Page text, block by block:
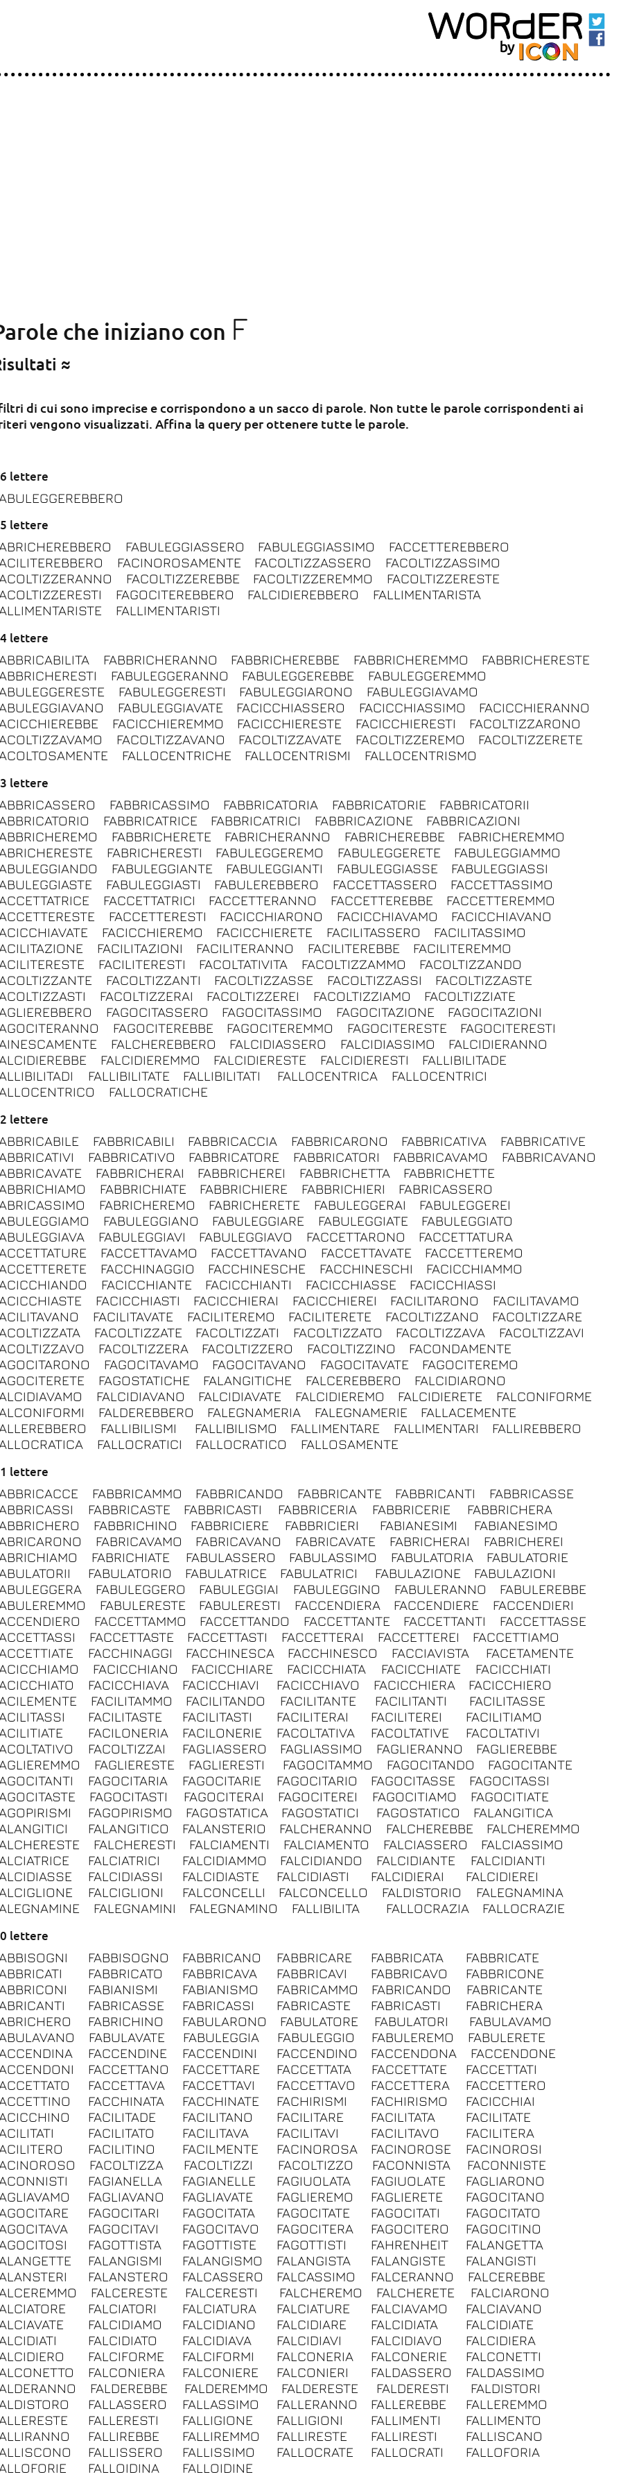
che iniziano con F
≈
di cui sono imprecise e corrispondono a un sacco di parole. Non tutte le parole corrispondenti ai
vengono visualizzati. Affina la query per ottenere tutte le parole.
lettere
lettere
FABULEGGIASSERO FABULEGGIASSIMO
FACCETTEREBBERO
FACINOROSAMENTE FACOLTIZZASSERO
FACOLTIZZASSIMO
FACOLTIZZEREBBE FACOLTIZZEREMMO
FACOLTIZZERESTE
FAGOCITEREBBERO FALCIDIEREBBERO
FALLIMENTARISTA
FALLIMENTARISTI
lettere
FABBRICHERANNO FABBRICHEREBBE FABBRICHEREMMO
FABBRICHERESTE
FABULEGGERANNO FABULEGGEREBBE
FABULEGGEREMMO
FABULEGGERESTI FABULEGGIARONO
FABULEGGIAVAMO
FABULEGGIAVATE FACICCHIASSERO FACICCHIASSIMO
FACICCHIERANNO
FACICCHIEREMMO FACICCHIERESTE FACICCHIERESTI
FACOLTIZZARONO
FACOLTIZZAVANO FACOLTIZZAVATE FACOLTIZZEREMO
FACOLTIZZERETE
FALLOCENTRICHE FALLOCENTRISMI
FALLOCENTRISMO
lettere
FABBRICASSIMO FABBRICATORIA FABBRICATORIE
FABBRICATORII
FABBRICATRICE FABBRICATRICI FABBRICAZIONE
FABBRICAZIONI
FABBRICHERETE FABRICHERANNO FABRICHEREBBE
FABRICHEREMMO
FABRICHERESTI FABULEGGEREMO FABULEGGERETE
FABULEGGIAMMO
FABULEGGIANTE FABULEGGIANTI FABULEGGIASSE
FABULEGGIASSI
FABULEGGIASTI FABULEREBBERO FACCETTASSERO
FACCETTASSIMO
FACCETTATRICI FACCETTERANNO FACCETTEREBBE
FACCETTEREMMO
FACCETTERESTI FACICCHIARONO FACICCHIAVAMO
FACICCHIAVANO
FACICCHIEREMO FACICCHIERETE FACILITASSERO
FACILITASSIMO
FACILITAZIONI FACILITERANNO FACILITEREBBE
FACILITEREMMO
FACILITERESTI FACOLTATIVITA FACOLTIZZAMMO
FACOLTIZZANDO
FACOLTIZZANTI FACOLTIZZASSE FACOLTIZZASSI
FACOLTIZZASTE
FACOLTIZZERAI FACOLTIZZEREI FACOLTIZZIAMO
FACOLTIZZIATE
FAGOCITASSERO FAGOCITASSIMO FAGOCITAZIONE
FAGOCITAZIONI
FAGOCITEREBBE FAGOCITEREMMO FAGOCITERESTE
FAGOCITERESTI
FALCHEREBBERO FALCIDIASSERO FALCIDIASSIMO
FALCIDIERANNO
FALCIDIEREMMO FALCIDIERESTE FALCIDIERESTI
FALLIBILITADE
FALLIBILITATE FALLIBILITATI FALLOCENTRICA
FALLOCENTRICI
FALLOCRATICHE
lettere
FABBRICABILI FABBRICACCIA FABBRICARONO FABBRICATIVA
FABBRICATIVE
FABBRICATIVO FABBRICATORE FABBRICATORI FABBRICAVAMO
FABBRICAVANO
FABBRICHERAI FABBRICHEREI FABBRICHETTA
FABBRICHETTE
FABBRICHIATE FABBRICHIERE FABBRICHIERI
FABRICASSERO
FABRICHEREMO FABRICHERETE FABULEGGERAI
FABULEGGEREI
FABULEGGIANO FABULEGGIARE FABULEGGIATE
FABULEGGIATO
FABULEGGIAVI FABULEGGIAVO FACCETTARONO
FACCETTATURA
FACCETTAVAMO FACCETTAVANO FACCETTAVATE
FACCETTEREMO
FACCHINAGGIO FACCHINESCHE FACCHINESCHI
FACICCHIAMMO
FACICCHIANTE FACICCHIANTI FACICCHIASSE
FACICCHIASSI
FACICCHIASTI FACICCHIERAI FACICCHIEREI FACILITARONO
FACILITAVAMO
FACILITAVATE FACILITEREMO FACILITERETE FACOLTIZZANO
FACOLTIZZARE
FACOLTIZZATE FACOLTIZZATI FACOLTIZZATO FACOLTIZZAVA
FACOLTIZZAVI
FACOLTIZZERA FACOLTIZZERO FACOLTIZZINO
FACONDAMENTE
FAGOCITAVAMO FAGOCITAVANO FAGOCITAVATE
FAGOCITEREMO
FAGOSTATICHE FALANGITICHE FALCEREBBERO
FALCIDIARONO
FALCIDIAVANO FALCIDIAVATE FALCIDIEREMO FALCIDIERETE
FALCONIFORME
FALDEREBBERO FALEGNAMERIA FALEGNAMERIE
FALLACEMENTE
FALLIBILISMI FALLIBILISMO FALLIMENTARE FALLIMENTARI
FALLIREBBERO
FALLOCRATICI FALLOCRATICO
FALLOSAMENTE
lettere
FABBRICAMMO FABBRICANDO FABBRICANTE FABBRICANTI
FABBRICASSE
FABBRICASTE FABBRICASTI FABBRICERIA FABBRICERIE
FABBRICHERA
FABBRICHINO FABBRICIERE FABBRICIERI FABIANESIMI
FABIANESIMO
FABRICAVAMO FABRICAVANO FABRICAVATE FABRICHERAI
FABRICHEREI
FABRICHIATE FABULASSERO FABULASSIMO FABULATORIA
FABULATORIE
FABULATORIO FABULATRICE FABULATRICI FABULAZIONE
FABULAZIONI
FABULEGGERO FABULEGGIAI FABULEGGINO FABULERANNO
FABULEREBBE
FABULERESTE FABULERESTI FACCENDIERA FACCENDIERE
FACCENDIERI
FACCETTAMMO FACCETTANDO FACCETTANTE FACCETTANTI
FACCETTASSE
FACCETTASTE FACCETTASTI FACCETTERAI FACCETTEREI
FACCETTIAMO
FACCHINAGGI FACCHINESCA FACCHINESCO FACCIAVISTA
FACETAMENTE
FACICCHIANO FACICCHIARE FACICCHIATA FACICCHIATE
FACICCHIATI
FACICCHIAVA FACICCHIAVI FACICCHIAVO FACICCHIERA
FACICCHIERO
FACILITAMMO FACILITANDO FACILITANTE FACILITANTI
FACILITASSE
FACILITASTE FACILITASTI FACILITERAI FACILITEREI
FACILITIAMO
FACILONERIA FACILONERIE FACOLTATIVA FACOLTATIVE
FACOLTATIVI
FACOLTIZZAI FAGLIASSERO FAGLIASSIMO FAGLIERANNO
FAGLIEREBBE
FAGLIERESTE FAGLIERESTI FAGOCITAMMO FAGOCITANDO
FAGOCITANTE
FAGOCITARIA FAGOCITARIE FAGOCITARIO FAGOCITASSE
FAGOCITASSI
FAGOCITASTI FAGOCITERAI FAGOCITEREI FAGOCITIAMO
FAGOCITIATE
FAGOPIRISMO FAGOSTATICA FAGOSTATICI FAGOSTATICO
FALANGITICA
FALANGITICO FALANSTERIO FALCHERANNO FALCHEREBBE
FALCHEREMMO
FALCHERESTI FALCIAMENTI FALCIAMENTO FALCIASSERO
FALCIASSIMO
FALCIATRICI FALCIDIAMMO FALCIDIANDO FALCIDIANTE
FALCIDIANTI
FALCIDIASSI FALCIDIASTE FALCIDIASTI FALCIDIERAI
FALCIDIEREI
FALCIGLIONI FALCONCELLI FALCONCELLO FALDISTORIO
FALEGNAMINA
FALEGNAMINI FALEGNAMINO FALLIBILITA FALLOCRAZIA
FALLOCRAZIE
lettere
FABBISOGNO FABBRICANO FABBRICARE FABBRICATA
FABBRICATE
FABBRICATO FABBRICAVA FABBRICAVI FABBRICAVO
FABBRICONE
FABIANISMI FABIANISMO FABRICAMMO FABRICANDO
FABRICANTE
FABRICASSE FABRICASSI FABRICASTE FABRICASTI
FABRICHERA
FABRICHINO FABULARONO FABULATORE FABULATORI
FABULAVAMO
FABULAVATE FABULEGGIA FABULEGGIO FABULEREMO
FABULERETE
FACCENDINE FACCENDINI FACCENDINO FACCENDONA
FACCENDONE
FACCETTANO FACCETTARE FACCETTATA FACCETTATE
FACCETTATI
FACCETTAVA FACCETTAVI FACCETTAVO FACCETTERA
FACCETTERO
FACCHINATA FACCHINATE FACHIRISMI FACHIRISMO
FACICCHIAI
FACILITADE FACILITANO FACILITARE FACILITATA
FACILITATE
FACILITATO FACILITAVA FACILITAVI FACILITAVO
FACILITERA
FACILITINO FACILMENTE FACINOROSA FACINOROSE
FACINOROSI
FACOLTIZZA FACOLTIZZI FACOLTIZZO FACONNISTA
FACONNISTE
FAGIANELLA FAGIANELLE FAGIUOLATA FAGIUOLATE
FAGLIARONO
FAGLIAVANO FAGLIAVATE FAGLIEREMO FAGLIERETE
FAGOCITANO
FAGOCITARI FAGOCITATA FAGOCITATE FAGOCITATI
FAGOCITATO
FAGOCITAVI FAGOCITAVO FAGOCITERA FAGOCITERO
FAGOCITINO
FAGOTTISTA FAGOTTISTE FAGOTTISTI FAHRENHEIT
FALANGETTA
FALANGISMI FALANGISMO FALANGISTA FALANGISTE
FALANGISTI
FALANSTERO FALCASSERO FALCASSIMO FALCERANNO
FALCEREBBE
FALCERESTE FALCERESTI FALCHEREMO FALCHERETE
FALCIARONO
FALCIATORI FALCIATURA FALCIATURE FALCIAVAMO
FALCIAVANO
FALCIDIAMO FALCIDIANO FALCIDIARE FALCIDIATA
FALCIDIATE
FALCIDIATO FALCIDIAVA FALCIDIAVI FALCIDIAVO
FALCIDIERA
FALCIFORME FALCIFORMI FALCONERIA FALCONERIE
FALCONETTI
FALCONIERA FALCONIERE FALCONIERI FALDASSERO
FALDASSIMO
FALDEREBBE FALDEREMMO FALDERESTE FALDERESTI
FALDISTORI
FALLASSERO FALLASSIMO FALLERANNO FALLEREBBE
FALLEREMMO
FALLERESTI FALLIGIONE FALLIGIONI FALLIMENTI
FALLIMENTO
FALLIREBBE FALLIREMMO FALLIRESTE FALLIRESTI
FALLISCANO
FALLISSERO FALLISSIMO FALLOCRATE FALLOCRATI
FALLOFORIA
FALLOIDINA FALLOIDINE